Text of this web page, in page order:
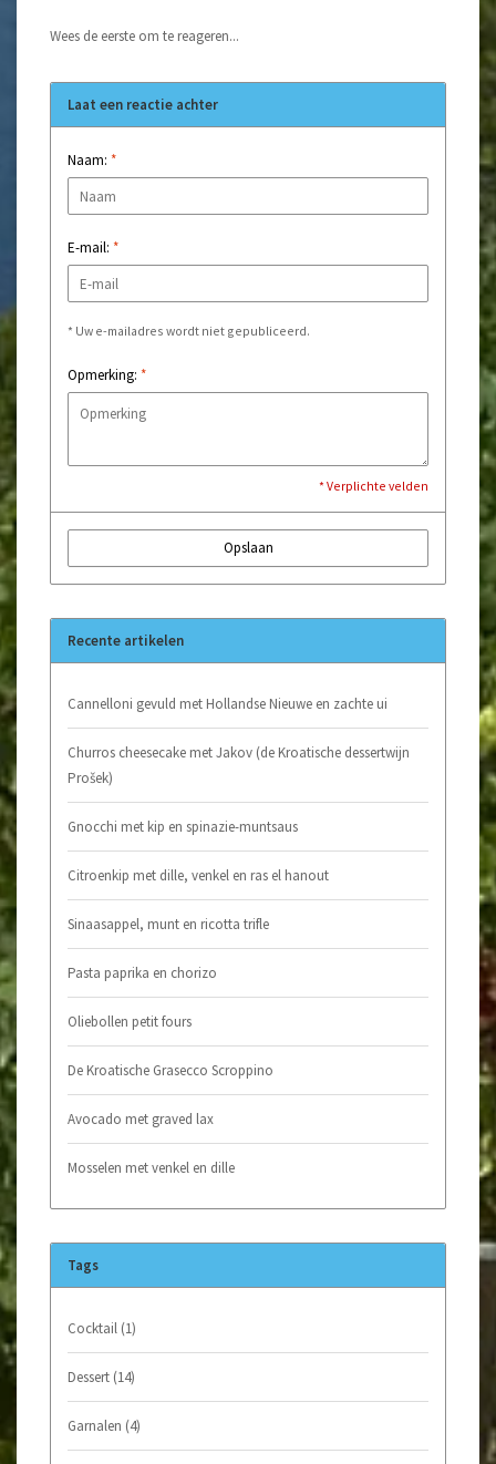
Wees de eerste om te reageren...
Laat een reactie achter
Naam: *
E-mail: *
* Uw e-mailadres wordt niet gepubliceerd.
Opmerking: *
* Verplichte velden
Opslaan
Recente artikelen
Cannelloni gevuld met Hollandse Nieuwe en zachte ui
Churros cheesecake met Jakov (de Kroatische dessertwijn
Prošek)
Gnocchi met kip en spinazie-muntsaus
Citroenkip met dille, venkel en ras el hanout
Sinaasappel, munt en ricotta trifle
Pasta paprika en chorizo
Oliebollen petit fours
De Kroatische Grasecco Scroppino
Avocado met graved lax
Mosselen met venkel en dille
Tags
Cocktail (1)
Dessert (14)
Garnalen (4)